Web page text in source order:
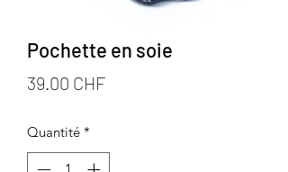
Pochette en soie
39.00 CHFPrix
Quantité *